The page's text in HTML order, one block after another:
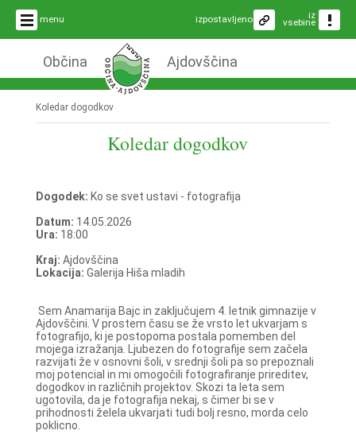
menu iz
vsebine
izpostavljeno
Občina Ajdovščina
Koledar dogodkov
Koledar dogodkov
Dogodek: Ko se svet ustavi - fotografija
Datum: 14.05.2026
Ura: 18:00
Kraj: Ajdovščina
Lokacija: Galerija Hiša mladih
Sem Anamarija Bajc in zaključujem 4. letnik gimnazije v
Ajdovščini. V prostem času se že vrsto let ukvarjam s
fotografijo, ki je postopoma postala pomemben del
mojega izražanja. Ljubezen do fotografije sem začela
razvijati že v osnovni šoli, v srednji šoli pa so prepoznali
moj potencial in mi omogočili fotografiranje prireditev,
dogodkov in različnih projektov. Skozi ta leta sem
ugotovila, da je fotografija nekaj, s čimer bi se v
prihodnosti želela ukvarjati tudi bolj resno, morda celo
poklicno.